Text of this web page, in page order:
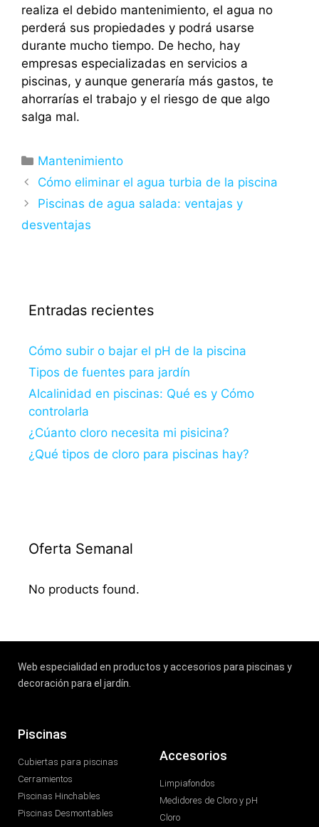
realiza el debido mantenimiento, el agua no
perderá sus propiedades y podrá usarse
durante mucho tiempo. De hecho, hay
empresas especializadas en servicios a
piscinas, y aunque generaría más gastos, te
ahorrarías el trabajo y el riesgo de que algo
salga mal.
Mantenimiento
Cómo eliminar el agua turbia de la piscina
Piscinas de agua salada: ventajas y
desventajas
Entradas recientes
Cómo subir o bajar el pH de la piscina
Tipos de fuentes para jardín
Alcalinidad en piscinas: Qué es y Cómo
controlarla
¿Cúanto cloro necesita mi pisicina?
¿Qué tipos de cloro para piscinas hay?
Oferta Semanal
No products found.
Web especialidad en productos y accesorios para piscinas y
decoración para el jardín.
Piscinas
Cubiertas para piscinas
Cerramientos
Piscinas Hinchables
Piscinas Desmontables
Accesorios
Limpiafondos
Medidores de Cloro y pH
Cloro